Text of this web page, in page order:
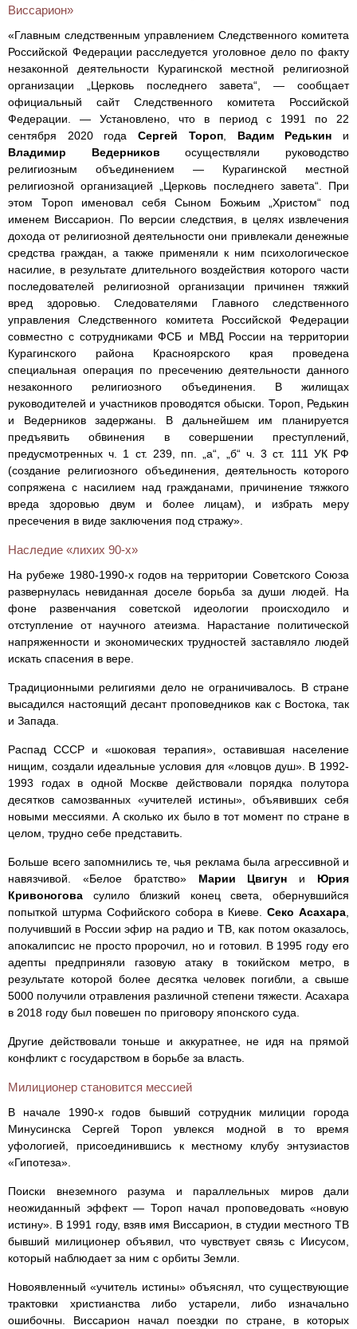
Виссарион»
«Главным следственным управлением Следственного комитета
Российской Федерации расследуется уголовное дело по факту
незаконной деятельности Курагинской местной религиозной
организации „Церковь последнего завета“, — сообщает
официальный сайт Следственного комитета Российской
Федерации. — Установлено, что в период с 1991 по 22
сентября 2020 годаСергей Тороп, Вадим Редькин и
Владимир Ведерников осуществляли руководство
религиозным объединением — Курагинской местной
религиозной организацией „Церковь последнего завета“. При
этом Тороп именовал себя Сыном Божьим „Христом“ под
именем Виссарион. По версии следствия, в целях извлечения
дохода от религиозной деятельности они привлекали денежные
средства граждан, а также применяли к ним психологическое
насилие, в результате длительного воздействия которого части
последователей религиозной организации причинен тяжкий
вред здоровью. Следователями Главного следственного
управления Следственного комитета Российской Федерации
совместно с сотрудниками ФСБ и МВД России на территории
Курагинского района Красноярского края проведена
специальная операция по пресечению деятельности данного
незаконного религиозного объединения. В жилищах
руководителей и участников проводятся обыски. Тороп, Редькин
и Ведерников задержаны. В дальнейшем им планируется
предъявить обвинения в совершении преступлений,
предусмотренных ч. 1 ст. 239, пп. „а“, „б“ ч. 3 ст. 111 УК РФ
(создание религиозного объединения, деятельность которого
сопряжена с насилием над гражданами, причинение тяжкого
вреда здоровью двум и более лицам), и избрать меру
пресечения в виде заключения под стражу».
Наследие «лихих 90-х»
На рубеже 1980-1990-х годов на территории Советского Союза
развернулась невиданная доселе борьба за души людей. На
фоне развенчания советской идеологии происходило и
отступление от научного атеизма. Нарастание политической
напряженности и экономических трудностей заставляло людей
искать спасения в вере.
Традиционными религиями дело не ограничивалось. В стране
высадился настоящий десант проповедников как с Востока, так
и Запада.
Распад СССР и «шоковая терапия», оставившая население
нищим, создали идеальные условия для «ловцов душ». В 1992-
1993 годах в одной Москве действовали порядка полутора
десятков самозванных «учителей истины», объявивших себя
новыми мессиями. А сколько их было в тот момент по стране в
целом, трудно себе представить.
Больше всего запомнились те, чья реклама была агрессивной и
навязчивой. «Белое братство» Марии Цвигун и Юрия
Кривоногова сулило близкий конец света, обернувшийся
попыткой штурма Софийского собора в Киеве. Секо Асахара
получивший в России эфир на радио и ТВ, как потом оказалось,
апокалипсис не просто пророчил, но и готовил. В 1995 году его
адепты предприняли газовую атаку в токийском метро, в
результате которой более десятка человек погибли, а свыше
5000 получили отравления различной степени тяжести. Асахара
в 2018 году был повешен по приговору японского суда.
Другие действовали тоньше и аккуратнее, не идя на прямой
конфликт с государством в борьбе за власть.
Милиционер становится мессией
В начале 1990-х годов бывший сотрудник милиции города
Минусинска Сергей Тороп увлекся модной в то время
уфологией, присоединившись к местному клубу энтузиастов
«Гипотеза».
Поиски внеземного разума и параллельных миров дали
неожиданный эффект — Тороп начал проповедовать «новую
истину». В 1991 году, взяв имя Виссарион, в студии местного ТВ
бывший милиционер объявил, что чувствует связь с Иисусом,
который наблюдает за ним с орбиты Земли.
Новоявленный «учитель истины» объяснял, что существующие
трактовки христианства либо устарели, либо изначально
ошибочны. Виссарион начал поездки по стране, в которых